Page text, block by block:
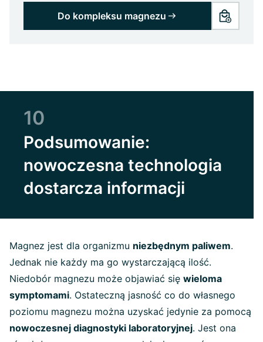
Do kompleksu magnezu
10
Podsumowanie:
nowoczesna technologia
dostarcza informacji
Magnez jest dla organizmu niezbędnym paliwem.
Jednak nie każdy ma go wystarczającą ilość.
Niedobór magnezu może objawiać się wieloma
symptomami. Ostateczną jasność co do własnego
poziomu magnezu można uzyskać jedynie za pomocą
nowoczesnej diagnostyki laboratoryjnej. Jest ona